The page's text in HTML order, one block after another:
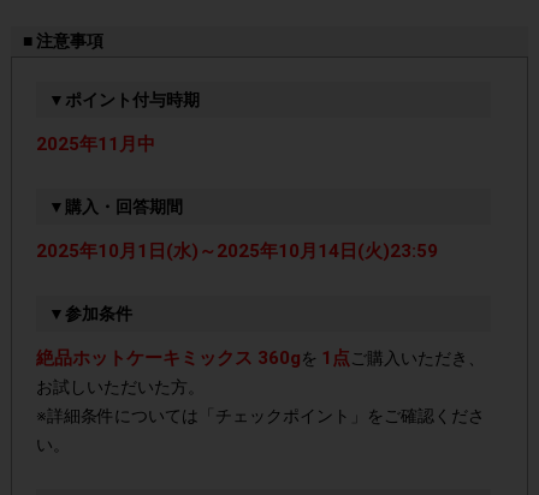
■ 注意事項
▼ポイント付与時期
2025年11月中
▼購入・回答期間
2025年10月1日(水)～2025年10月14日(火)23:59
▼参加条件
絶品ホットケーキミックス 360gを 1点 ご購入いただき、
お試しいただいた方。
※詳細条件については「チェックポイント」をご確認くださ
い。